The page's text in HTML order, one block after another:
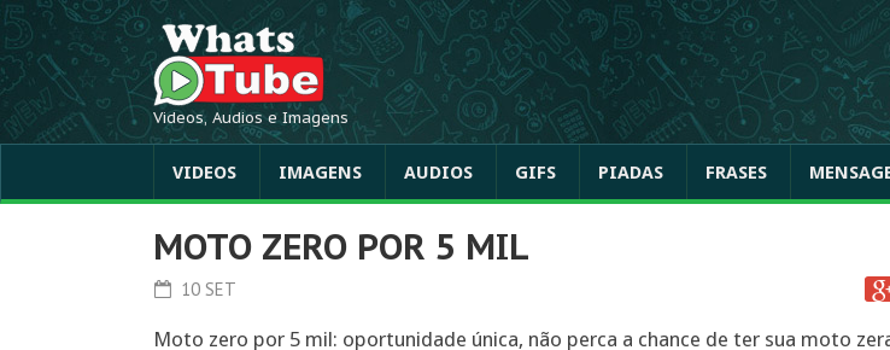
Videos, Audios e Imagens
VIDEOS IMAGENS AUDIOS GIFS PIADAS FRASES
MOTO ZERO POR 5 MIL
10 SET
Moto zero por 5 mil: oportunidade única, não perca a chance de ter sua moto